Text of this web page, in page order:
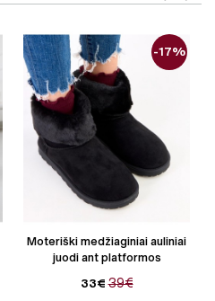
Moteriški medžiaginiai auliniai
juodi ant platformos
33€ 39€
-17%